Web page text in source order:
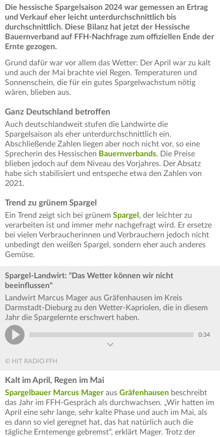
Die hessische Spargelsaison 2024 war gemessen an Ertrag
und Verkauf eher leicht unterdurchschnittlich bis
durchschnittlich. Diese Bilanz hat jetzt der Hessische
Bauernverband auf FFH-Nachfrage zum offiziellen Ende der
Ernte gezogen.
Grund dafür war vor allem das Wetter: Der April war zu kalt
und auch der Mai brachte viel Regen. Temperaturen und
Sonnenschein, die für ein gutes Spargelwachstum nötig
wären, blieben aus.
Ganz Deutschland betroffen
Auch deutschlandweit stufen die Landwirte die
Spargelsaison als eher unterdurchschnittlich ein.
Abschließende Zahlen liegen aber noch nicht vor, so eine
Sprecherin des Hessischen Bauernverbands. Die Preise
blieben jedoch auf dem Niveau des Vorjahres. Der Absatz
habe sich stabilisiert und entspeche etwa den Zahlen von
2021.
Trend zu grünem Spargel
Ein Trend zeigt sich bei grünem Spargel , der leichter zu
verarbeiten ist und immer mehr nachgefragt wird. Er ersetze
bei vielen Verbraucherinnen und Verbrauchern jedoch nicht
unbedingt den weißen Spargel, sondern eher auch anderes
Gemüse.
Spargel-Landwirt: "Das Wetter können wir nicht
beeinflussen"
Landwirt Marcus Mager aus Gräfenhausen im Kreis
Darmstadt-Dieburg zu den Wetter-Kapriolen, die in diesem
Jahr die Spargelernte erschwert haben.
0:34
© HIT RADIO FFH
Kalt im April, Regen im Mai
Spargelbauer Marcus Mager aus Gräfenhausen beschreibt
das Jahr im FFH-Gespräch als durchwachsen. „Wir hatten im
April eine sehr lange, sehr kalte Phase und auch im Mai, als
es dann so viel geregnet hat, das hat natürlich auch die
tägliche Erntemenge gebremst“, erklärt Mager. Trotz der